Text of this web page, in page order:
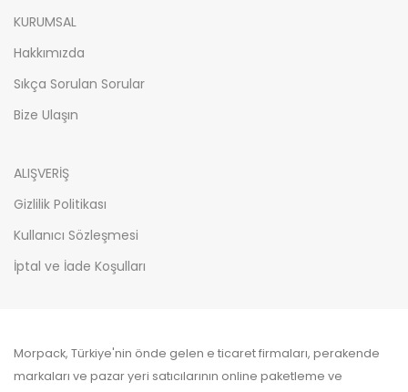
KURUMSAL
Hakkımızda
Sıkça Sorulan Sorular
Bize Ulaşın
ALIŞVERİŞ
Gizlilik Politikası
Kullanıcı Sözleşmesi
İptal ve İade Koşulları
Morpack, Türkiye'nin önde gelen e ticaret firmaları, perakende
markaları ve pazar yeri satıcılarının online paketleme ve